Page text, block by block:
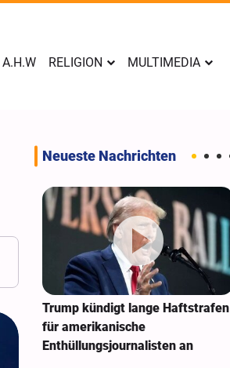
A.H.W RELIGION MULTIMEDIA
Neueste Nachrichten
Trump kündigt lange Haftstrafen
für amerikanische
Enthüllungsjournalisten an